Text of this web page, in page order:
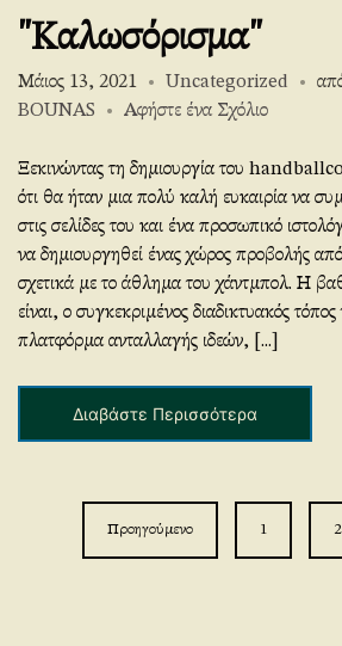
"Καλωσόρισμα"
Μάιος 13, 2021 Uncategorized
BOUNAS
Αφήστε ένα Σχόλιοστο
Ξεκινώντας τη δημιουργία του
ότι θα ήταν μια πολύ καλή ευκαιρία να
στις σελίδες του και ένα προσωπικό
να δημιουργηθεί ένας χώρος προβολής
σχετικά με το άθλημα του χάντμπολ. Η
είναι, ο συγκεκριμένος διαδικτυακός
πλατφόρμα ανταλλαγής ιδεών, [...]
Διαβάστε Περισσότερα
Πλοήγηση
άρθρων
Προηγούμενο 1 2